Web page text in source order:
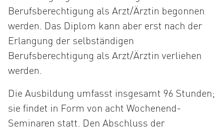
Berufsberechtigung als Arzt/Ärztin begonnen
werden. Das Diplom kann aber erst nach der
Erlangung der selbständigen
Berufsberechtigung als Arzt/Ärztin verliehen
werden.
Die Ausbildung umfasst insgesamt 96 Stunden;
sie findet in Form von acht Wochenend-
Seminaren statt. Den Abschluss der